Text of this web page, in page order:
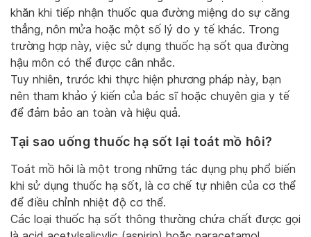
khăn khi tiếp nhận thuốc qua đường miệng do sự căng
thẳng, nôn mửa hoặc một số lý do y tế khác. Trong
trường hợp này, việc sử dụng thuốc hạ sốt qua đường
hậu môn có thể được cân nhắc.
Tuy nhiên, trước khi thực hiện phương pháp này, bạn
nên tham khảo ý kiến của bác sĩ hoặc chuyên gia y tế
để đảm bảo an toàn và hiệu quả.
Tại sao uống thuốc hạ sốt lại toát mồ hôi?
Toát mồ hôi là một trong những tác dụng phụ phổ biến
khi sử dụng thuốc hạ sốt, là cơ chế tự nhiên của cơ thể
để điều chỉnh nhiệt độ cơ thể.
Các loại thuốc hạ sốt thông thường chứa chất được gọi